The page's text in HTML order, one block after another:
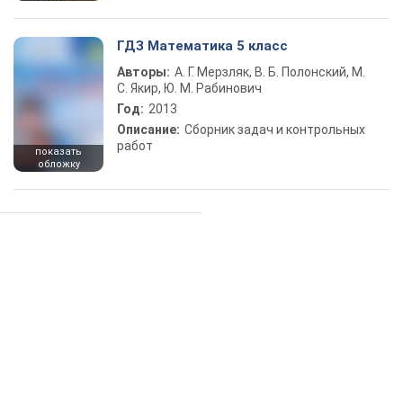
показать
обложку
ГДЗ Математика 5 класс
Авторы: А. Г. Мерзляк, В. Б. Полонский, М.
С. Якир, Ю. М. Рабинович
Год: 2013
Описание: Сборник задач и контрольных
работ